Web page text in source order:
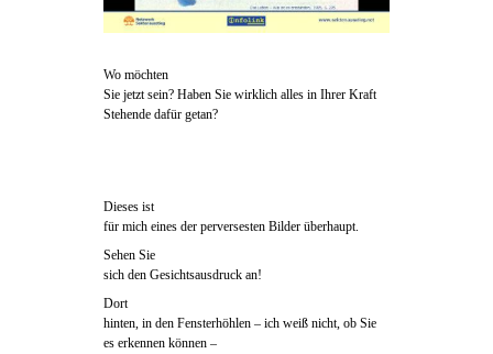
Wo möchten
Sie jetzt sein? Haben Sie wirklich alles in Ihrer Kraft
Stehende dafür getan?
Dieses ist
für mich eines der perversesten Bilder überhaupt.
Sehen Sie
sich den Gesichtsausdruck an!
Dort
hinten, in den Fensterhöhlen – ich weiß nicht, ob Sie
es erkennen können –